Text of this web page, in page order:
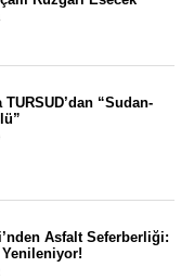
“Sudan-
Asfalt Seferberliği:
Yenileniyor!